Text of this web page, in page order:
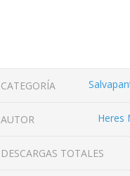
CATEGORÍA
AUTOR Heres
DESCARGAS TOTALES